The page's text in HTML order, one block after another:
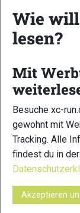
Wie
lesen?
Mit
Besuche xc-
gewohnt mit
Tracking. Alle
findest du in der
Akzeptieren